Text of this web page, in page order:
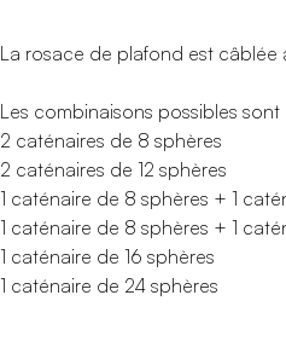
La rosace de plafond est câblée
Les combinaisons possibles sont
2 caténaires de 8 sphères
2 caténaires de 12 sphères
1 caténaire de 8 sphères + 1
1 caténaire de 8 sphères + 1
1 caténaire de 16 sphères
1 caténaire de 24 sphères